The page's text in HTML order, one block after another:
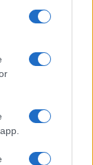
kimarad a One